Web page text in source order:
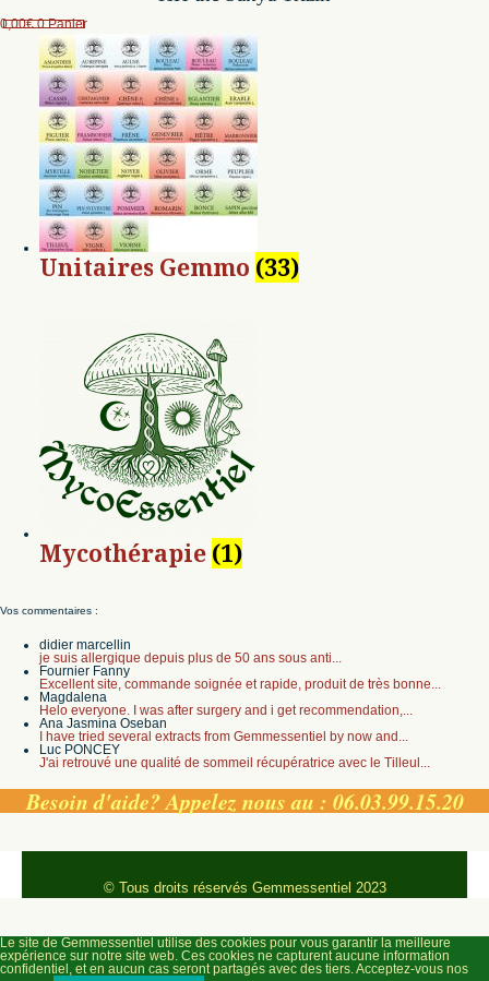
0,00€ 0 Panier
Unitaires Gemmo (33)
Mycothérapie (1)
Vos commentaires :
didier marcellin
je suis allergique depuis plus de 50 ans sous anti...
Fournier Fanny
Excellent site, commande soignée et rapide, produit de très bonne...
Magdalena
Helo everyone. I was after surgery and i get recommendation,...
Ana Jasmina Oseban
I have tried several extracts from Gemmessentiel by now and...
Luc PONCEY
J'ai retrouvé une qualité de sommeil récupératrice avec le Tilleul...
Besoin d'aide? Appelez nous au : 06.03.99.15.20
© Tous droits réservés Gemmessentiel 2023
Le site de Gemmessentiel utilise des cookies pour vous garantir la meilleure
expérience sur notre site web. Ces cookies ne capturent aucune information
confidentiel, et en aucun cas seront partagés avec des tiers. Acceptez-vous nos